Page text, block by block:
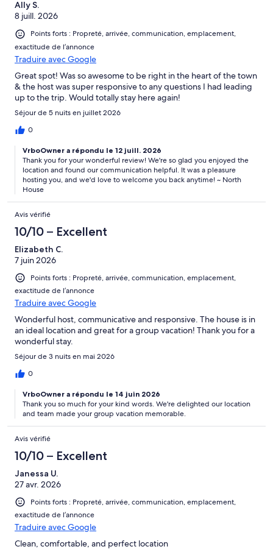
Ally S.
8 juill. 2026
Points forts : Propreté, arrivée, communication, emplacement,
exactitude de l’annonce
Traduire avec Google
Great spot! Was so awesome to be right in the heart of the town
& the host was super responsive to any questions I had leading
up to the trip. Would totally stay here again!
Séjour de 5 nuits en juillet 2026
0
VrboOwner a répondu le 12 juill. 2026
Thank you for your wonderful review! We're so glad you enjoyed the
location and found our communication helpful. It was a pleasure
hosting you, and we'd love to welcome you back anytime! ~ North
House
Avis vérifié
10/10 – Excellent
Elizabeth C.
7 juin 2026
Points forts : Propreté, arrivée, communication, emplacement,
exactitude de l’annonce
Traduire avec Google
Wonderful host, communicative and responsive. The house is in
an ideal location and great for a group vacation! Thank you for a
wonderful stay.
Séjour de 3 nuits en mai 2026
0
VrboOwner a répondu le 14 juin 2026
Thank you so much for your kind words. We're delighted our location
and team made your group vacation memorable.
Avis vérifié
10/10 – Excellent
Janessa U.
27 avr. 2026
Points forts : Propreté, arrivée, communication, emplacement,
exactitude de l’annonce
Traduire avec Google
Clean, comfortable, and perfect location